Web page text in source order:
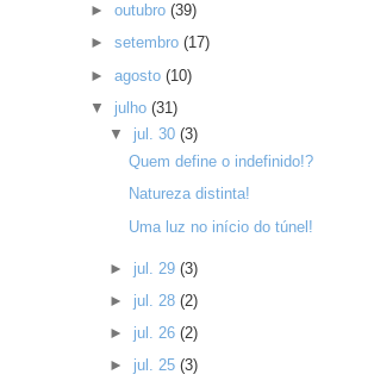
►outubro(39)
►setembro(17)
►agosto(10)
▼ julho(31)
▼ jul. 30 (3)
Quem define o indefinido!?
Natureza distinta!
Uma luz no início do túnel!
► jul. 29 (3)
► jul. 28 (2)
► jul. 26 (2)
► jul. 25 (3)